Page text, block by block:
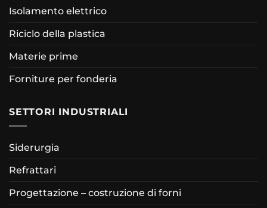
Isolamento elettrico
Riciclo della plastica
Materie prime
Forniture per fonderia
SETTORI INDUSTRIALI
Siderurgia
Refrattari
Progettazione – costruzione di forni